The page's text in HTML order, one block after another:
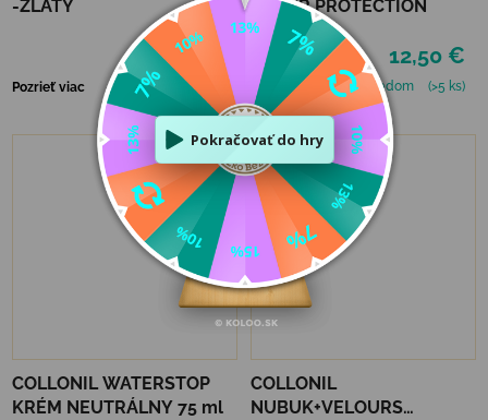
-ZLATÝ
6,90 €
Pozrieť viac Skladom
COVER PROTECTION
12,50 €
Pozrieť viac Skladom (>5 ks)
COLLONIL WATERSTOP
KRÉM NEUTRÁLNY 75 ml
COLLONIL
NUBUK+VELOURS